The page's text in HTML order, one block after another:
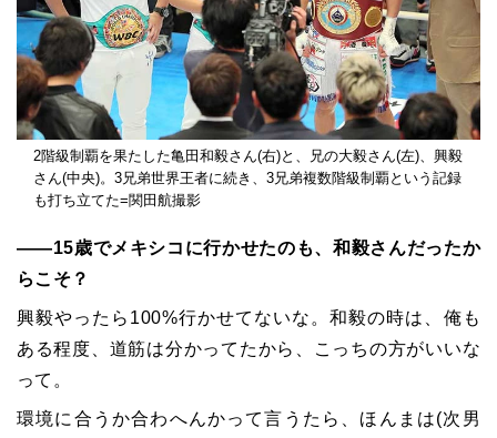
2階級制覇を果たした亀田和毅さん(右)と、兄の大毅さん(左)、興毅
さん(中央)。3兄弟世界王者に続き、3兄弟複数階級制覇という記録
も打ち立てた=関田航撮影
――15歳でメキシコに行かせたのも、和毅さんだったか
らこそ？
興毅やったら100%行かせてないな。和毅の時は、俺も
ある程度、道筋は分かってたから、こっちの方がいいな
って。
環境に合うか合わへんかって言うたら、ほんまは(次男